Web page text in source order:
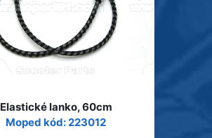
Elastické lanko, 60cm
Moped kód: 223012